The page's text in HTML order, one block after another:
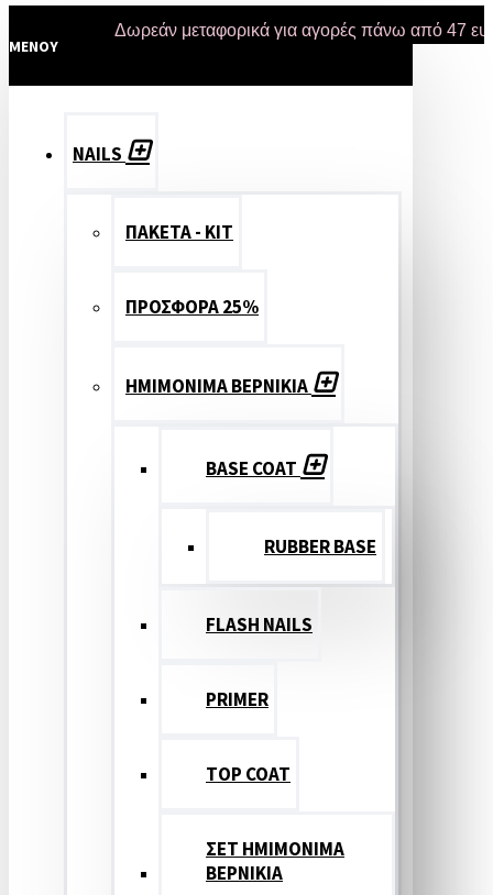
Δωρεάν μεταφορικά για αγορές πάνω από 47 ευρώ και
MENOY
NAILS
ΠΑΚΕΤΑ - ΚΙΤ
ΠΡΟΣΦΟΡΑ 25%
ΗΜΙΜΟΝΙΜΑ ΒΕΡΝΙΚΙΑ
BASE COAT
RUBBER BASE
FLASH NAILS
PRIMER
TOP COAT
ΣΕΤ ΗΜΙΜΟΝΙΜΑ
ΒΕΡΝΙΚΙΑ